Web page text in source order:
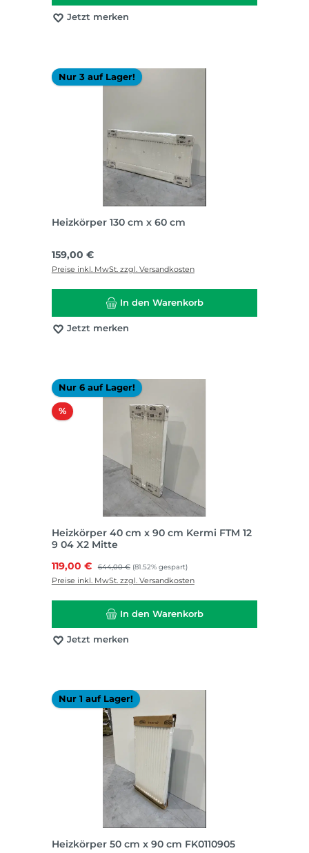
Jetzt merken
Nur 3 auf Lager!
Heizkörper 130 cm x 60 cm
Regulärer Preis:
159,00 €
Preise inkl. MwSt. zzgl. Versandkosten
In den Warenkorb
Jetzt merken
Nur 6 auf Lager!
%Rabatt
Heizkörper 40 cm x 90 cm Kermi FTM 12
9 04 X2 Mitte
Verkaufspreis:
119,00 € Regulärer Preis:
644,00 € (81.52% gespart)
Preise inkl. MwSt. zzgl. Versandkosten
In den Warenkorb
Jetzt merken
Nur 1 auf Lager!
Heizkörper 50 cm x 90 cm FK0110905